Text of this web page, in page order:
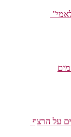
על הרצף